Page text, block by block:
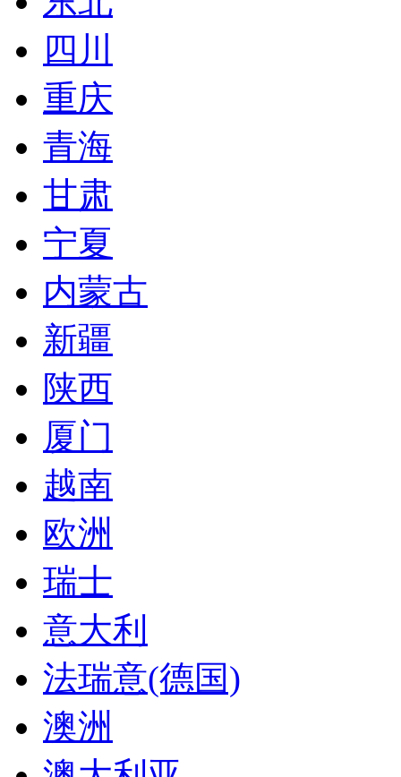
四川
重庆
青海
甘肃
宁夏
内蒙古
新疆
陕西
厦门
越南
欧洲
瑞士
意大利
法瑞意(德国)
澳洲